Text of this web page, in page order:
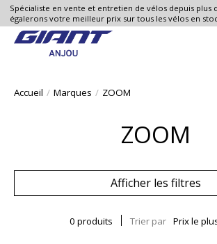
Spécialiste en vente et entretien de vélos depuis plus
égalerons votre meilleur prix sur tous les vélos en
Accueil / Marques / ZOOM
ZOOM
Afficher les filtres
0 produits Trier par Prix le